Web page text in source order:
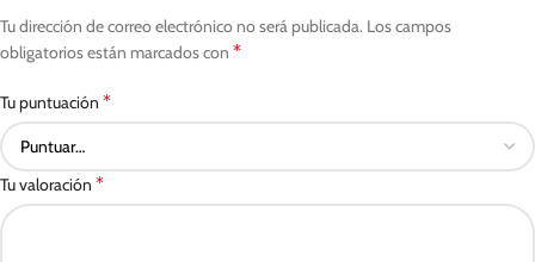
Tu dirección de correo electrónico no será publicada. Los campos
obligatorios están marcados con *
Tu puntuación *
Tu valoración *